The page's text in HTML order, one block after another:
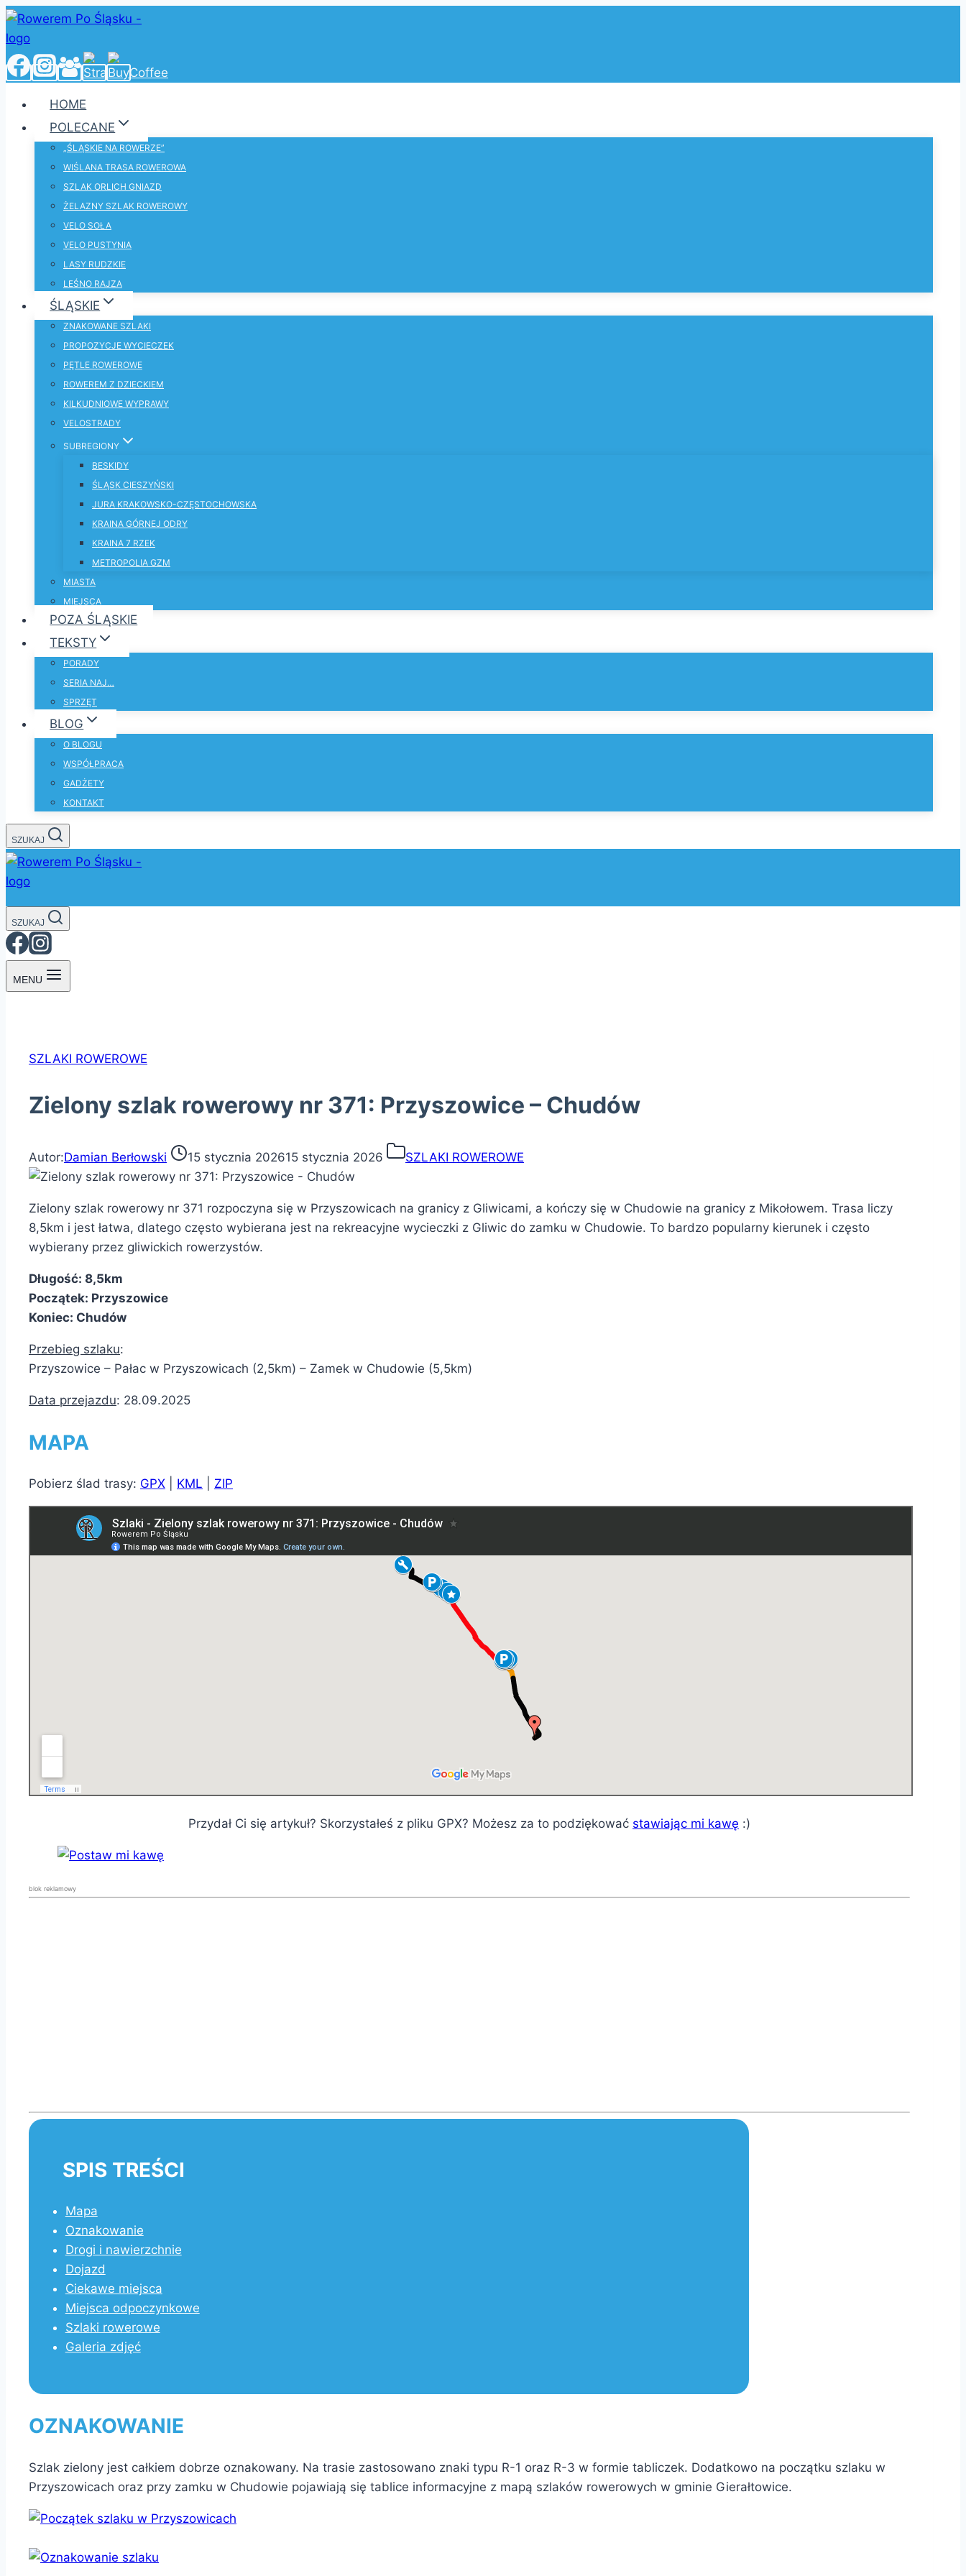
Przejdź
do
treści
HOME
POLECANE
„ŚLĄSKIE NA ROWERZE”
WIŚLANA TRASA ROWEROWA
SZLAK ORLICH GNIAZD
ŻELAZNY SZLAK ROWEROWY
VELO SOŁA
VELO PUSTYNIA
LASY RUDZKIE
LEŚNO RAJZA
ŚLĄSKIE
ZNAKOWANE SZLAKI
PROPOZYCJE WYCIECZEK
PĘTLE ROWEROWE
ROWEREM Z DZIECKIEM
KILKUDNIOWE WYPRAWY
VELOSTRADY
SUBREGIONY
BESKIDY
ŚLĄSK CIESZYŃSKI
JURA KRAKOWSKO-CZĘSTOCHOWSKA
KRAINA GÓRNEJ ODRY
KRAINA 7 RZEK
METROPOLIA GZM
MIASTA
MIEJSCA
POZA ŚLĄSKIE
TEKSTY
PORADY
SERIA NAJ…
SPRZĘT
BLOG
O BLOGU
WSPÓŁPRACA
GADŻETY
KONTAKT
SZUKAJ
SZUKAJ
MENU
SZLAKI ROWEROWE
Zielony szlak rowerowy nr 371: Przyszowice – Chudów
Autor:Damian Berłowski 15 stycznia 202615 stycznia 2026 SZLAKI ROWEROWE
Zielony szlak rowerowy nr 371 rozpoczyna się w Przyszowicach na granicy z Gliwicami, a kończy się w Chudowie na granicy z Mikołowem. Trasa liczy
8,5km i jest łatwa, dlatego często wybierana jest na rekreacyjne wycieczki z Gliwic do zamku w Chudowie. To bardzo popularny kierunek i często
wybierany przez gliwickich rowerzystów.
Długość: 8,5km
Początek: Przyszowice
Koniec: Chudów
Przebieg szlaku:
Przyszowice – Pałac w Przyszowicach (2,5km) – Zamek w Chudowie (5,5km)
Data przejazdu: 28.09.2025
MAPA
Pobierz ślad trasy: GPX KML ZIP
Przydał Ci się artykuł? Skorzystałeś z pliku GPX? Możesz za to podziękować stawiając mi kawę :)
blok reklamowy
SPIS TREŚCI
Mapa
Oznakowanie
Drogi i nawierzchnie
Dojazd
Ciekawe miejsca
Miejsca odpoczynkowe
Szlaki rowerowe
Galeria zdjęć
OZNAKOWANIE
Szlak zielony jest całkiem dobrze oznakowany. Na trasie zastosowano znaki typu R-1 oraz R-3 w formie tabliczek. Dodatkowo na początku szlaku w
Przyszowicach oraz przy zamku w Chudowie pojawiają się tablice informacyjne z mapą szlaków rowerowych w gminie Gierałtowice.